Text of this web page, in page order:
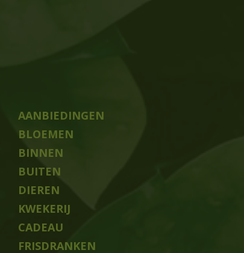
AANBIEDINGEN
BLOEMEN
BINNEN
BUITEN
DIEREN
KWEKERIJ
CADEAU
FRISDRANKEN